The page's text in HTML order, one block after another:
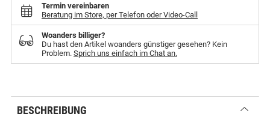
Termin vereinbaren
Beratung im Store, per Telefon oder Video-Call
Woanders billiger?
Du hast den Artikel woanders günstiger gesehen? Kein
Problem. Sprich uns einfach im Chat an.
BESCHREIBUNG